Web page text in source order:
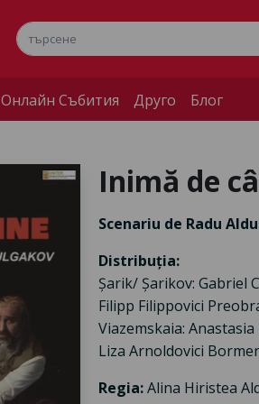
Онлайн Събития Друго Блог
Inimă de
Scenariu de Radu
Distribuția:
Șarik/ Șarikov: Gabriel
Filipp Filippovici
Viazemskaia:
Liza Arnoldovici
Regia:Alina Hiristea